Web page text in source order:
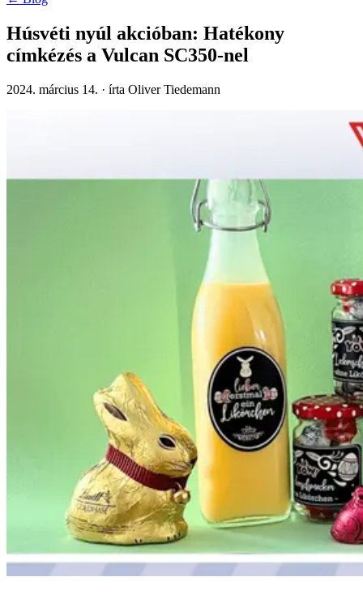
Húsvéti nyúl akcióban: Hatékony
címkézés a Vulcan SC350-nel
2024. március 14. · írta Oliver Tiedemann